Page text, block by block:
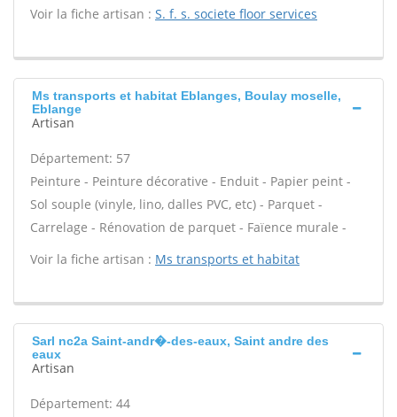
Voir la fiche artisan : S. f. s. societe floor services
Ms transports et habitat Eblanges, Boulay moselle,
Eblange
Artisan
Département: 57
Peinture - Peinture décorative - Enduit - Papier peint -
Sol souple (vinyle, lino, dalles PVC, etc) - Parquet -
Carrelage - Rénovation de parquet - Faïence murale -
Voir la fiche artisan : Ms transports et habitat
Sarl nc2a Saint-andr�-des-eaux, Saint andre des
eaux
Artisan
Département: 44